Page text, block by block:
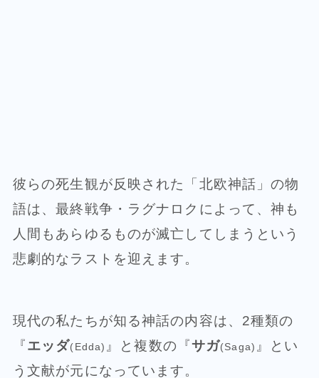
彼らの死生観が反映された「北欧神話」の物
語は、最終戦争・ラグナロクによって、神も
人間もあらゆるものが滅亡してしまうという
悲劇的なラストを迎えます。
現代の私たちが知る神話の内容は、2種類の
『エッダ(Edda) 』と複数の『サガ(Saga) 』とい
う文献が元になっています。